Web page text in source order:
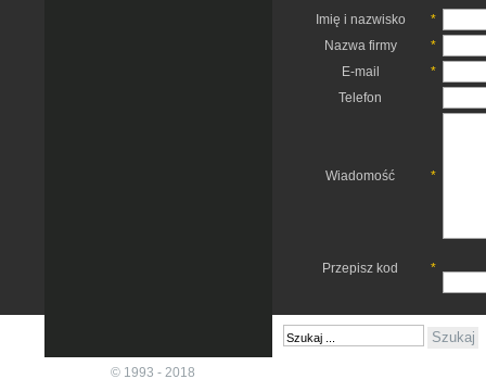
Imię i nazwisko
*
Nazwa firmy
*
E-mail
*
Telefon
Wiadomość *
Przepisz kod *
© 1993 - 2018